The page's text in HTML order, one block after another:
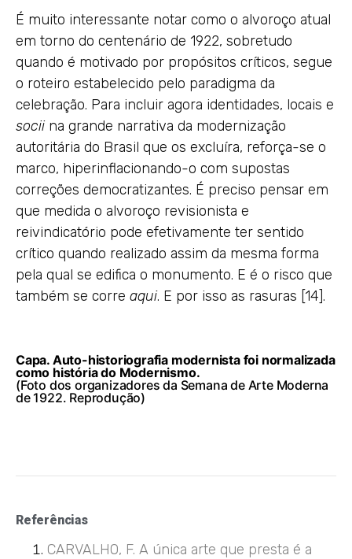
É muito interessante notar como o alvoroço atual
em torno do centenário de 1922, sobretudo
quando é motivado por propósitos críticos, segue
o roteiro estabelecido pelo paradigma da
celebração. Para incluir agora identidades, locais e
sociina grande narrativa da modernização
autoritária do Brasil que os excluíra, reforça-se o
marco, hiperinflacionando-o com supostas
correções democratizantes. É preciso pensar em
que medida o alvoroço revisionista e
reivindicatório pode efetivamente ter sentido
crítico quando realizado assim da mesma forma
pela qual se edifica o monumento. E é o risco que
também se corre aqui. E por isso as rasuras [14].
Capa. Auto-historiografia modernista foi normalizada
como história do Modernismo.
(Foto dos organizadores da Semana de Arte Moderna
de 1922. Reprodução)
Referências
CARVALHO, F. A única arte que presta é a